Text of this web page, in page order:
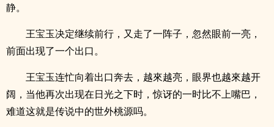
静。
王宝玉决定继续前行，又走了一阵子，忽然眼前一亮，
前面出现了一个出口。
王宝玉连忙向着出口奔去，越來越亮，眼界也越來越开
阔，当他再次出现在日光之下时，惊讶的一时比不上嘴巴，
难道这就是传说中的世外桃源吗。